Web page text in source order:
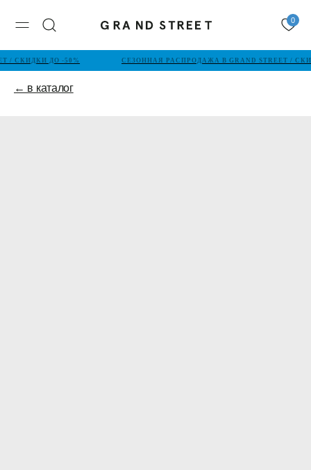
0
/ СКИДКИ ДО -50% СЕЗОННАЯ РАСПРОДАЖА В GRAND STREET /
← в каталог